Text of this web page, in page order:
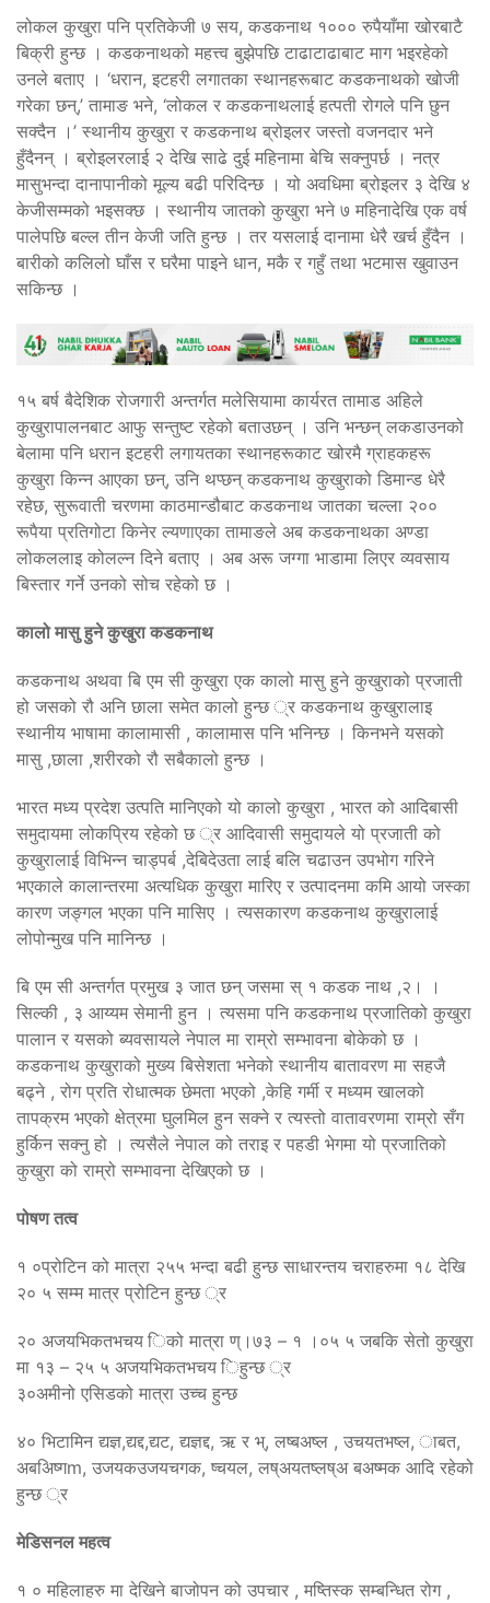
लोकल कुखुरा पनि प्रतिकेजी ७ सय, कडकनाथ १००० रुपैयाँमा खोरबाटै
बिक्री हुन्छ । कडकनाथको महत्त्व बुझेपछि टाढाटाढाबाट माग भइरहेको
उनले बताए । ‘धरान, इटहरी लगातका स्थानहरूबाट कडकनाथको खोजी
गरेका छन्,’ तामाङ भने, ‘लोकल र कडकनाथलाई हत्पती रोगले पनि छुन
सक्दैन ।’ स्थानीय कुखुरा र कडकनाथ ब्रोइलर जस्तो वजनदार भने
हुँदैनन् । ब्रोइलरलाई २ देखि साढे दुई महिनामा बेचि सक्नुपर्छ । नत्र
मासुभन्दा दानापानीको मूल्य बढी परिदिन्छ । यो अवधिमा ब्रोइलर ३ देखि ४
केजीसम्मको भइसक्छ । स्थानीय जातको कुखुरा भने ७ महिनादेखि एक वर्ष
पालेपछि बल्ल तीन केजी जति हुन्छ । तर यसलाई दानामा धेरै खर्च हुँदैन ।
बारीको कलिलो घाँस र घरैमा पाइने धान, मकै र गहुँ तथा भटमास खुवाउन
सकिन्छ ।
१५ बर्ष बैदेशिक रोजगारी अन्तर्गत मलेसियामा कार्यरत तामाड अहिले
कुखुरापालनबाट आफु सन्तुष्ट रहेको बताउछन् । उनि भन्छन् लकडाउनको
बेलामा पनि धरान इटहरी लगायतका स्थानहरूकाट खोरमै ग्राहकहरू
कुखुरा किन्न आएका छन्, उनि थप्छन् कडकनाथ कुखुराको डिमान्ड धेरै
रहेछ, सुरूवाती चरणमा काठमान्डौबाट कडकनाथ जातका चल्ला २००
रूपैया प्रतिगोटा किनेर ल्यणाएका तामाङले अब कडकनाथका अण्डा
लोकललाइ कोलल्न दिने बताए । अब अरू जग्गा भाडामा लिएर व्यवसाय
बिस्तार गर्ने उनको सोच रहेको छ ।
कालो मासु हुने कुखुरा कडकनाथ
कडकनाथ अथवा बि एम सी कुखुरा एक कालो मासु हुने कुखुराको प्रजाती
हो जसको रौ अनि छाला समेत कालो हुन्छ ्र कडकनाथ कुखुरालाइ
स्थानीय भाषामा कालामासी , कालामास पनि भनिन्छ । किनभने यसको
मासु ,छाला ,शरीरको रौ सबैकालो हुन्छ ।
भारत मध्य प्रदेश उत्पति मानिएको यो कालो कुखुरा , भारत को आदिबासी
समुदायमा लोकप्रिय रहेको छ ्र आदिवासी समुदायले यो प्रजाती को
कुखुरालाई विभिन्न चाड्पर्ब ,देबिदेउता लाई बलि चढाउन उपभोग गरिने
भएकाले कालान्तरमा अत्यधिक कुखुरा मारिए र उत्पादनमा कमि आयो जस्का
कारण जङ्गल भएका पनि मासिए । त्यसकारण कडकनाथ कुखुरालाई
लोपोन्मुख पनि मानिन्छ ।
बि एम सी अन्तर्गत प्रमुख ३ जात छन् जसमा स् १ कडक नाथ ,२। ।
सिल्की , ३ आय्यम सेमानी हुन । त्यसमा पनि कडकनाथ प्रजातिको कुखुरा
पालान र यसको ब्यवसायले नेपाल मा राम्रो सम्भावना बोकेको छ ।
कडकनाथ कुखुराको मुख्य बिसेशता भनेको स्थानीय बातावरण मा सहजै
बढ्ने , रोग प्रति रोधात्मक छेमता भएको ,केहि गर्मी र मध्यम खालको
तापक्रम भएको क्षेत्रमा घुलमिल हुन सक्ने र त्यस्तो वातावरणमा राम्रो सँग
हुर्किन सक्नु हो । त्यसैले नेपाल को तराइ र पहडी भेगमा यो प्रजातिको
कुखुरा को राम्रो सम्भावना देखिएको छ ।
पोषण तत्व
१ ०प्रोटिन को मात्रा २५५ भन्दा बढी हुन्छ साधारन्तय चराहरुमा १८ देखि
२० ५ सम्म मात्र प्रोटिन हुन्छ ्र
२० अजयभिकतभचय िको मात्रा ण्।७३ – १ ।०५ ५ जबकि सेतो कुखुरा
मा १३ – २५ ५ अजयभिकतभचय िहुन्छ ्र
३०अमीनो एसिडको मात्रा उच्च हुन्छ
४० भिटामिन द्यज्ञ,द्यद्द,द्यट, द्यज्ञद्द, ऋ र भ्, लष्बअष्ल , उचयतभष्ल, ाबत,
अबअिष्गm, उजयकउजयचगक, ष्चयल, लष्अयतष्लष्अ बअष्मक आदि रहेको
हुन्छ ्र
मेडिसनल महत्व
१ ० महिलाहरु मा देखिने बाजोपन को उपचार , मष्तिस्क सम्बन्धित रोग ,